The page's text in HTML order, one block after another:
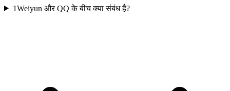
1Weiyun और QQ के बीच क्या संबंध है?